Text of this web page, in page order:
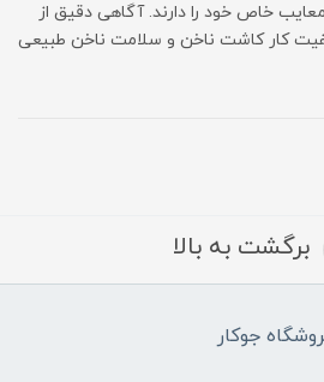
خاص خود را دارند. آگاهی دقیق از
کار کاشت ناخن و سلامت ناخن طبیعی
برگشت به بالا
جوکار